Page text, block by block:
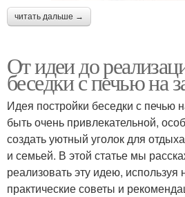
читать дальше →
От идеи до
беседки с печью на
Идея постройки беседки с печью
быть очень привлекательной,
создать уютный уголок для
и семьей. В этой статье мы
реализовать эту идею, используя
практические советы и